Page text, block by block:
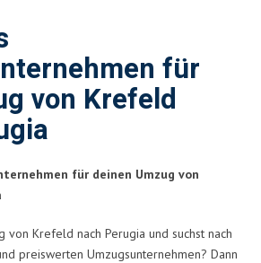
für
von Krefeld
für deinen Umzug von
von Krefeld nach Perugia und suchst nach
preiswerten Umzugsunternehmen? Dann